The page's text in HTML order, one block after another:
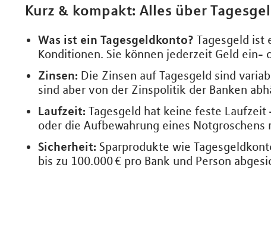
Kurz & kompakt: Alles über
Was ist ein Tagesgeldkonto? Tagesgeld ist
Konditionen. Sie können jederzeit Geld ein-
Zinsen: Die Zinsen auf Tagesgeld sind
sind aber von der Zinspolitik der Banken
Laufzeit: Tagesgeld hat keine feste
oder die Aufbewahrung eines Notgroschens
Sicherheit: Sparprodukte wie
bis zu 100.000 € pro Bank und Person